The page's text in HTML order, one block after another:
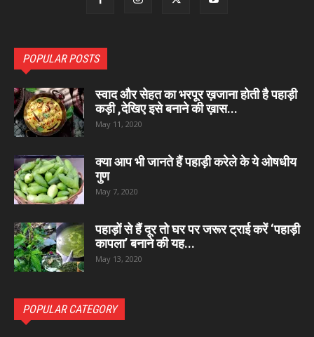
POPULAR POSTS
स्वाद और सेहत का भरपूर ख़जाना होती है पहाड़ी
कड़ी ,देखिए इसे बनाने की ख़ास...
May 11, 2020
क्या आप भी जानते हैं पहाड़ी करेले के ये ओषधीय
गुण
May 7, 2020
पहाड़ों से हैं दूर तो घर पर जरूर ट्राई करें ‘पहाड़ी
कापला’ बनाने की यह...
May 13, 2020
POPULAR CATEGORY